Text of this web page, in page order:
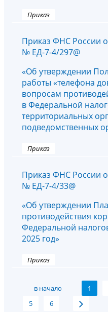
Приказ
Приказ ФНС России
№ ЕД-7-4/297@
«Об утверждении
работы «телефона
вопросам
в Федеральной
территориальных
подведомственных
Приказ
Приказ ФНС России
№ ЕД-7-4/33@
«Об утверждении
противодействия
Федеральной
2025 год»
Приказ
в начало 1
5
6